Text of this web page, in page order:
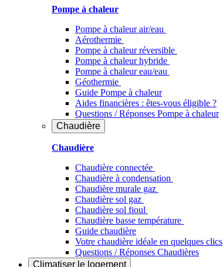
Pompe à chaleur
Pompe à chaleur air/eau
Aérothermie
Pompe à chaleur réversible
Pompe à chaleur hybride
Pompe à chaleur​ eau/eau
Géothermie
Guide Pompe à chaleur
Aides financières : êtes-vous éligible ?
Questions / Réponses Pompe à chaleur
Chaudière
Chaudière
Chaudière connectée
Chaudière à condensation
Chaudière murale gaz
Chaudière sol gaz
Chaudière sol fioul
Chaudière basse température
Guide chaudière
Votre chaudière idéale en quelques clics
Questions / Réponses Chaudières
Climatiser le logement